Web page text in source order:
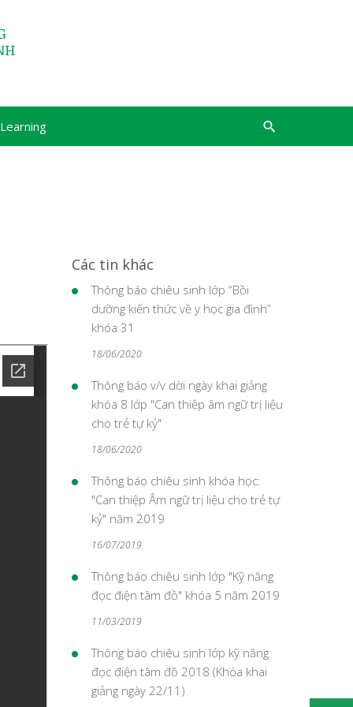
Các tin khác
Thông báo chiêu sinh lớp “Bồi
dưỡng kiến thức về y học gia đình”
khóa 31
18/06/2020
Thông báo v/v dời ngày khai giảng
khóa 8 lớp "Can thiệp âm ngữ trị liệu
cho trẻ tự kỷ"
18/06/2020
Thông báo chiêu sinh khóa học:
"Can thiệp Âm ngữ trị liệu cho trẻ tự
kỷ" năm 2019
16/07/2019
Thông báo chiêu sinh lớp "Kỹ năng
đọc điện tâm đồ" khóa 5 năm 2019
11/03/2019
Thông báo chiêu sinh lớp kỹ năng
đọc điện tâm đồ 2018 (Khóa khai
giảng ngày 22/11)